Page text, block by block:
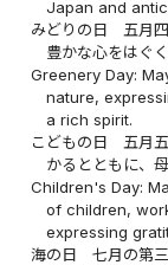
Japan and
みどりの日 五月
豊かな心をはぐく
Greenery Day:
nature,
a rich spirit.
こどもの日 五月
かるとともに、
Children's Day:
of children,
expressing
海の日 七月の第